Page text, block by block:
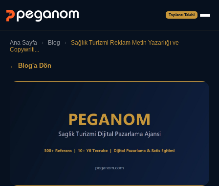
Toplantı Talebi
Ana Sayfa › Blog ›
Sağlık Turizmi Reklam Metin Yazarlığı ve
Copywriti...
← Blog'a Dön